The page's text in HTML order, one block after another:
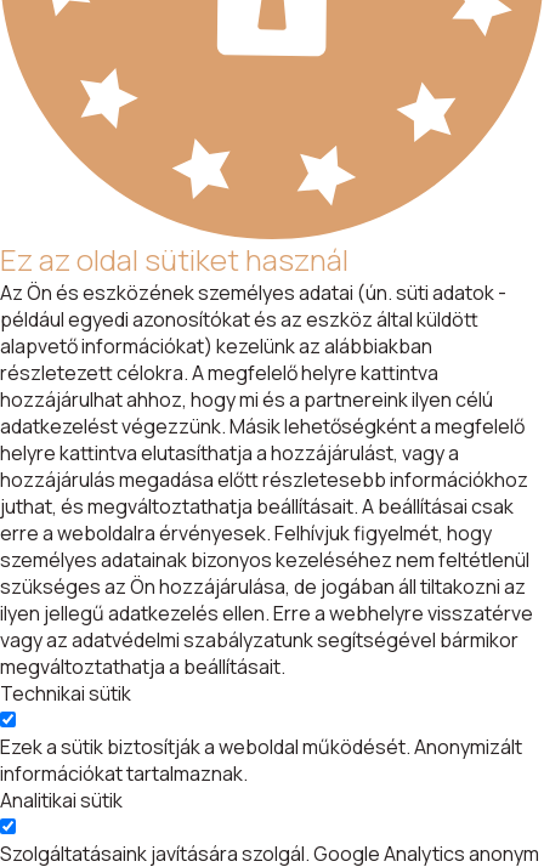
Ez az oldal sütiket használ
Az Ön és eszközének személyes adatai (ún. süti adatok -
például egyedi azonosítókat és az eszköz által küldött
alapvető információkat) kezelünk az alábbiakban
részletezett célokra. A megfelelő helyre kattintva
hozzájárulhat ahhoz, hogy mi és a partnereink ilyen célú
adatkezelést végezzünk. Másik lehetőségként a megfelelő
helyre kattintva elutasíthatja a hozzájárulást, vagy a
hozzájárulás megadása előtt részletesebb információkhoz
juthat, és megváltoztathatja beállításait. A beállításai csak
erre a weboldalra érvényesek. Felhívjuk figyelmét, hogy
személyes adatainak bizonyos kezeléséhez nem feltétlenül
szükséges az Ön hozzájárulása, de jogában áll tiltakozni az
ilyen jellegű adatkezelés ellen. Erre a webhelyre visszatérve
vagy az adatvédelmi szabályzatunk segítségével bármikor
megváltoztathatja a beállításait.
Technikai sütik
Ezek a sütik biztosítják a weboldal működését. Anonymizált
információkat tartalmaznak.
Analitikai sütik
Szolgáltatásaink javítására szolgál. Google Analytics anonym